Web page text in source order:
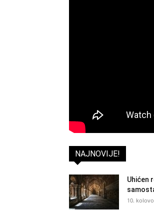
NAJNOVIJE!
Uhićen
10.